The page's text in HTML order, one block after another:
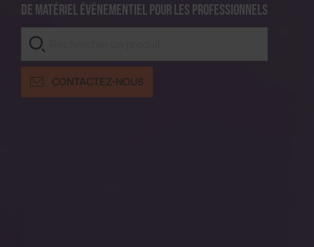
De matériel événementiel pour les professionnels
CONTACTEZ-NOUS